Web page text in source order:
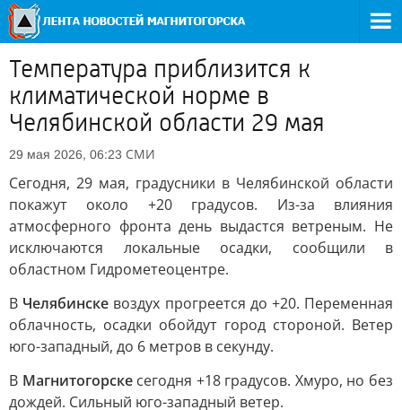
Температура приблизится к
климатической норме в
Челябинской области 29 мая
29 мая 2026, 06:23 СМИ
Сегодня, 29 мая, градусники в Челябинской области
покажут около +20 градусов. Из-за влияния
атмосферного фронта день выдастся ветреным. Не
исключаются локальные осадки, сообщили в
областном Гидрометеоцентре.
В Челябинске воздух прогреется до +20. Переменная
облачность, осадки обойдут город стороной. Ветер
юго-западный, до 6 метров в секунду.
В Магнитогорскесегодня +18 градусов. Хмуро, но без
дождей. Сильный юго-западный ветер.